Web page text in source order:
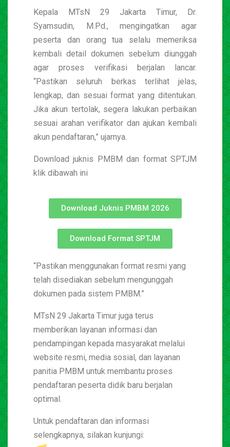
Kepala MTsN 29 Jakarta Timur, Dr.
Syamsudin, M.Pd., mengingatkan agar
peserta dan orang tua selalu memeriksa
kembali detail dokumen sebelum diunggah
agar proses verifikasi berjalan lancar.
“Pastikan seluruh berkas terlihat jelas,
lengkap, dan sesuai format yang ditentukan.
Jika akun tertolak, segera lakukan perbaikan
sesuai arahan verifikator dan ajukan kembali
akun pendaftaran,” ujarnya.
Download juknis PMBM dan format SPTJM
klik dibawah ini
Download Juknis PMBM 2026
Download Format SPTJM
“Pastikan menggunakan format resmi yang
telah disediakan sebelum mengunggah
dokumen pada sistem PMBM.”
MTsN 29 Jakarta Timur juga terus
memberikan layanan informasi dan
pendampingan kepada masyarakat melalui
website resmi, media sosial, dan layanan
panitia PMBM untuk membantu proses
pendaftaran peserta didik baru berjalan
optimal.
Untuk pendaftaran dan informasi
selengkapnya, silakan kunjungi: